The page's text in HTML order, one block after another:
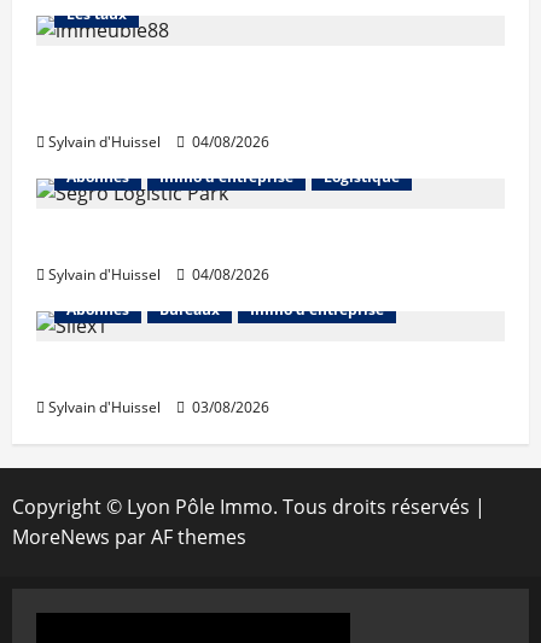
Les taux
Sylvain d'Huissel
04/08/2026
Abonnés
Immo d'entreprise Logistique
Sylvain d'Huissel
04/08/2026
Abonnés
Bureaux Immo d'entreprise
Sylvain d'Huissel 03/08/2026
Copyright © Lyon Pôle Immo. Tous droits réservés |
MoreNews par AF themes